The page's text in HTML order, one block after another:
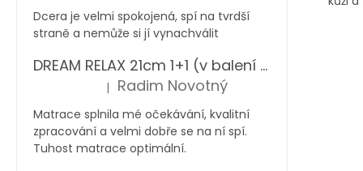
Dcera je velmi spokojená, spí na tvrdší
straně a nemůže si jí vynachválit
DREAM RELAX 21cm 1+1 (v balení 2 ks)
Hodnocení produktu je 5 z 5 hvězdiček.
| Radim Novotný
Matrace splnila mé očekávání, kvalitní
zpracování a velmi dobře se na ní spí.
Tuhost matrace optimální.